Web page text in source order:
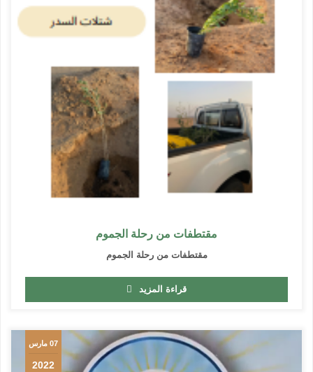
مقتطفات من رحلة الجموم
مقتطفات من رحلة الجموم
قراءة المزيد
07 مارس
2022